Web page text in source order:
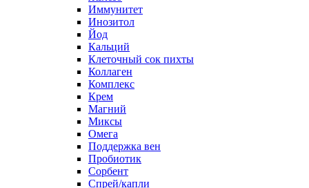
Иммунитет
Инозитол
Йод
Кальций
Клеточный сок пихты
Коллаген
Комплекс
Крем
Магний
Миксы
Омега
Поддержка вен
Пробиотик
Сорбент
Спрей/капли